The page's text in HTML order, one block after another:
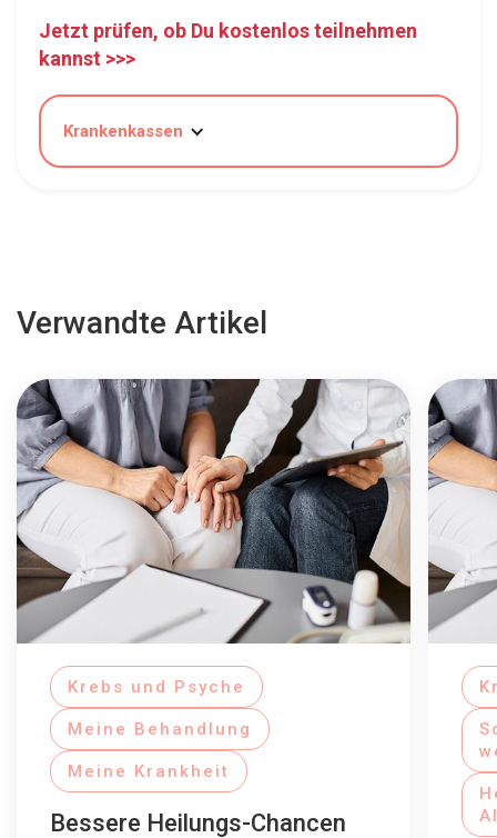
Jetzt prüfen, ob Du kostenlos teilnehmen
kannst >>>
Krankenkassen
Verwandte Artikel
Krebs und Psyche
Meine Behandlung
Meine Krankheit
Bessere Heilungs-Chancen